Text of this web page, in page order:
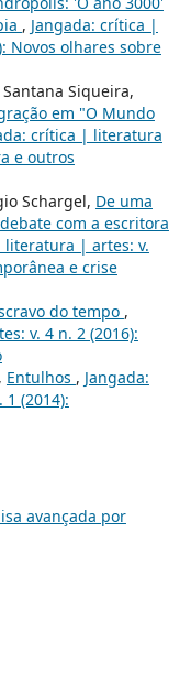
, Jangada: crítica |
Novos olhares sobre
Santana Siqueira,
em "O Mundo
crítica | literatura
e outros
Schargel, De uma
com a escritora
literatura | artes: v.
e crise
do tempo ,
v. 4 n. 2 (2016):
Entulhos , Jangada:
(2014):
avançada por